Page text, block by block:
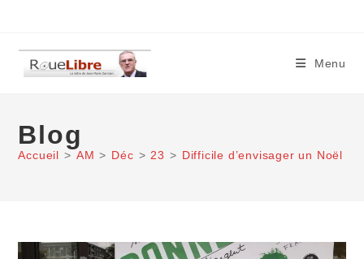
content
Menu
Blog
Accueil > AM > Déc > 23 > Difficile d’envisager un Noël